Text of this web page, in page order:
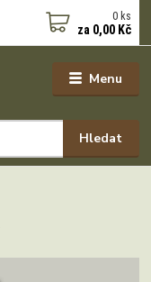
Menu
Hledat
0 ks
za 0,00 Kč